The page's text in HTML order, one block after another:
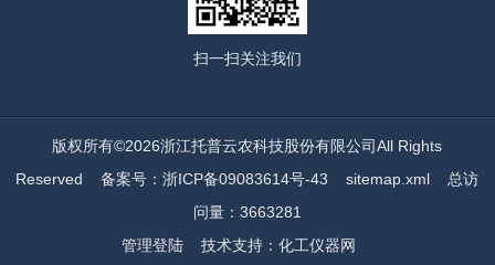
扫一扫关注我们
版权所有©2026浙江托普云农科技股份有限公司All Rights
Reserved备案号：浙ICP备09083614号-43 sitemap.xml 总访
问量：3663281
管理登陆技术支持： 化工仪器网